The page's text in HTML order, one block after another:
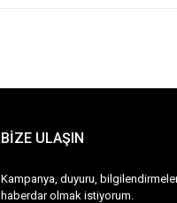
BİZE ULAŞIN
Kampanya, duyuru,
haberdar olmak istiyorum.